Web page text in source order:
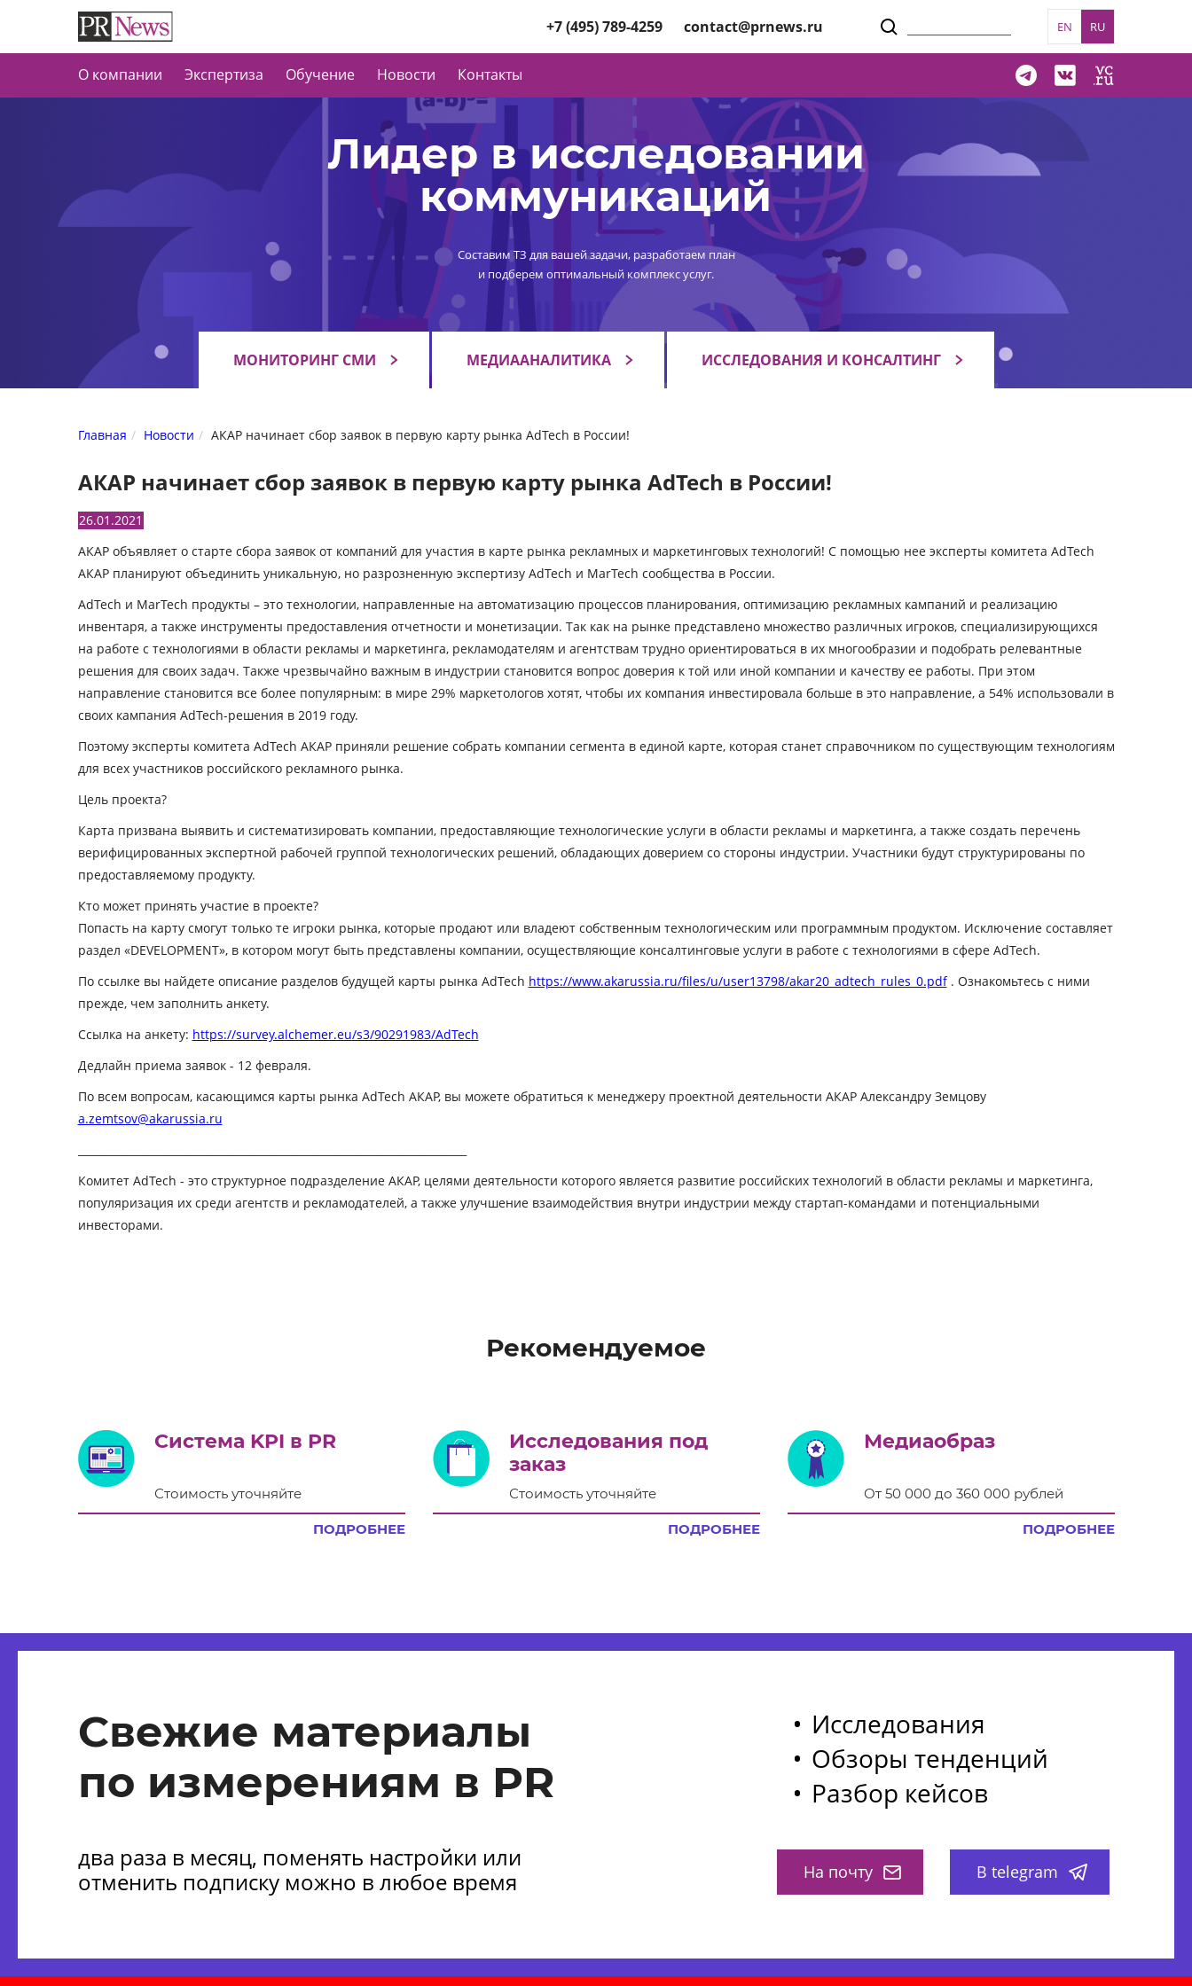
+7 (495) 789-4259 contact@prnews.ru EN RU
О компании Экспертиза Обучение Новости Контакты
Лидер в исследовании
коммуникаций
Составим ТЗ для вашей задачи, разработаем план
и подберем оптимальный комплекс услуг.
МОНИТОРИНГ СМИ МЕДИААНАЛИТИКА ИССЛЕДОВАНИЯ И КОНСАЛТИНГ
Главная Новости АКАР начинает сбор заявок в первую карту рынка AdTech в России!
АКАР начинает сбор заявок в первую карту рынка AdTech в России!
26.01.2021
АКАР объявляет о старте сбора заявок от компаний для участия в карте рынка рекламных и маркетинговых технологий! С помощью нее эксперты комитета AdTech
АКАР планируют объединить уникальную, но разрозненную экспертизу AdTech и MarTech сообщества в России.
AdTech и MarTech продукты – это технологии, направленные на автоматизацию процессов планирования, оптимизацию рекламных кампаний и реализацию
инвентаря, а также инструменты предоставления отчетности и монетизации. Так как на рынке представлено множество различных игроков, специализирующихся
на работе с технологиями в области рекламы и маркетинга, рекламодателям и агентствам трудно ориентироваться в их многообразии и подобрать релевантные
решения для своих задач. Также чрезвычайно важным в индустрии становится вопрос доверия к той или иной компании и качеству ее работы. При этом
направление становится все более популярным: в мире 29% маркетологов хотят, чтобы их компания инвестировала больше в это направление, а 54% использовали в
своих кампания AdTech-решения в 2019 году.
Поэтому эксперты комитета AdTech АКАР приняли решение собрать компании сегмента в единой карте, которая станет справочником по существующим технологиям
для всех участников российского рекламного рынка.
Цель проекта?
Карта призвана выявить и систематизировать компании, предоставляющие технологические услуги в области рекламы и маркетинга, а также создать перечень
верифицированных экспертной рабочей группой технологических решений, обладающих доверием со стороны индустрии. Участники будут структурированы по
предоставляемому продукту.
Кто может принять участие в проекте?
Попасть на карту смогут только те игроки рынка, которые продают или владеют собственным технологическим или программным продуктом. Исключение составляет
раздел «DEVELOPMENT», в котором могут быть представлены компании, осуществляющие консалтинговые услуги в работе с технологиями в сфере AdTech.
По ссылке вы найдете описание разделов будущей карты рынка AdTech https://www.akarussia.ru/files/u/user13798/akar20_adtech_rules_0.pdf. Ознакомьтесь с ними
прежде, чем заполнить анкету.
Ссылка на анкету: https://survey.alchemer.eu/s3/90291983/AdTech
Дедлайн приема заявок - 12 февраля.
По всем вопросам, касающимся карты рынка AdTech АКАР, вы можете обратиться к менеджеру проектной деятельности АКАР Александру Земцову
a.zemtsov@akarussia.ru
Комитет AdTech - это структурное подразделение АКАР, целями деятельности которого является развитие российских технологий в области рекламы и маркетинга,
популяризация их среди агентств и рекламодателей, а также улучшение взаимодействия внутри индустрии между стартап-командами и потенциальными
инвесторами.
Рекомендуемое
Система KPI в PR
Стоимость уточняйте
ПОДРОБНЕЕ
Исследования под
заказ
Стоимость уточняйте
ПОДРОБНЕЕ
Медиаобраз
От 50 000 до 360 000 рублей
ПОДРОБНЕЕ
Свежие материалы
по измерениям в PR
два раза в месяц, поменять настройки или
отменить подписку можно в любое время
Исследования
Обзоры тенденций
Разбор кейсов
На почту В telegram